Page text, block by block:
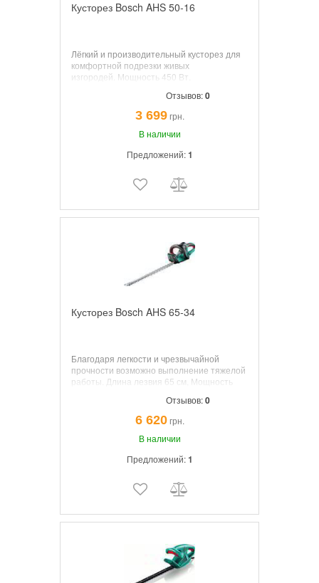
Кусторез Bosch AHS 50-16
Лёгкий и производительный кусторез для
комфортной подрезки живых
изгородей. Мощность 450 Вт.
500 мм.Расстояние
16 мм.Вес
Отзывов:0
3 699грн.
В наличии
Предложений:1
Кусторез Bosch AHS 65-34
Благодаря легкости и чрезвычайной
прочности возможно выполнение тяжелой
работы. Длина лезвия 65 см, Мощность
Вес 3,7 кг., мягкие накладки, защитный
Отзывов:0
6 620грн.
В наличии
Предложений:1